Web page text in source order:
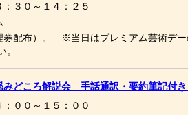
：３０～１４：２５
券配布）。 ※当日はプレミアム芸術デ
みどころ解説会 手話通訳・要約筆記付
００～１５：００